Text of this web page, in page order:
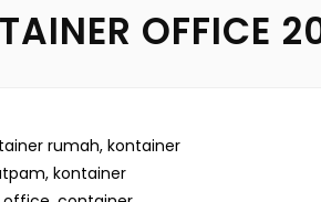
OFFICE